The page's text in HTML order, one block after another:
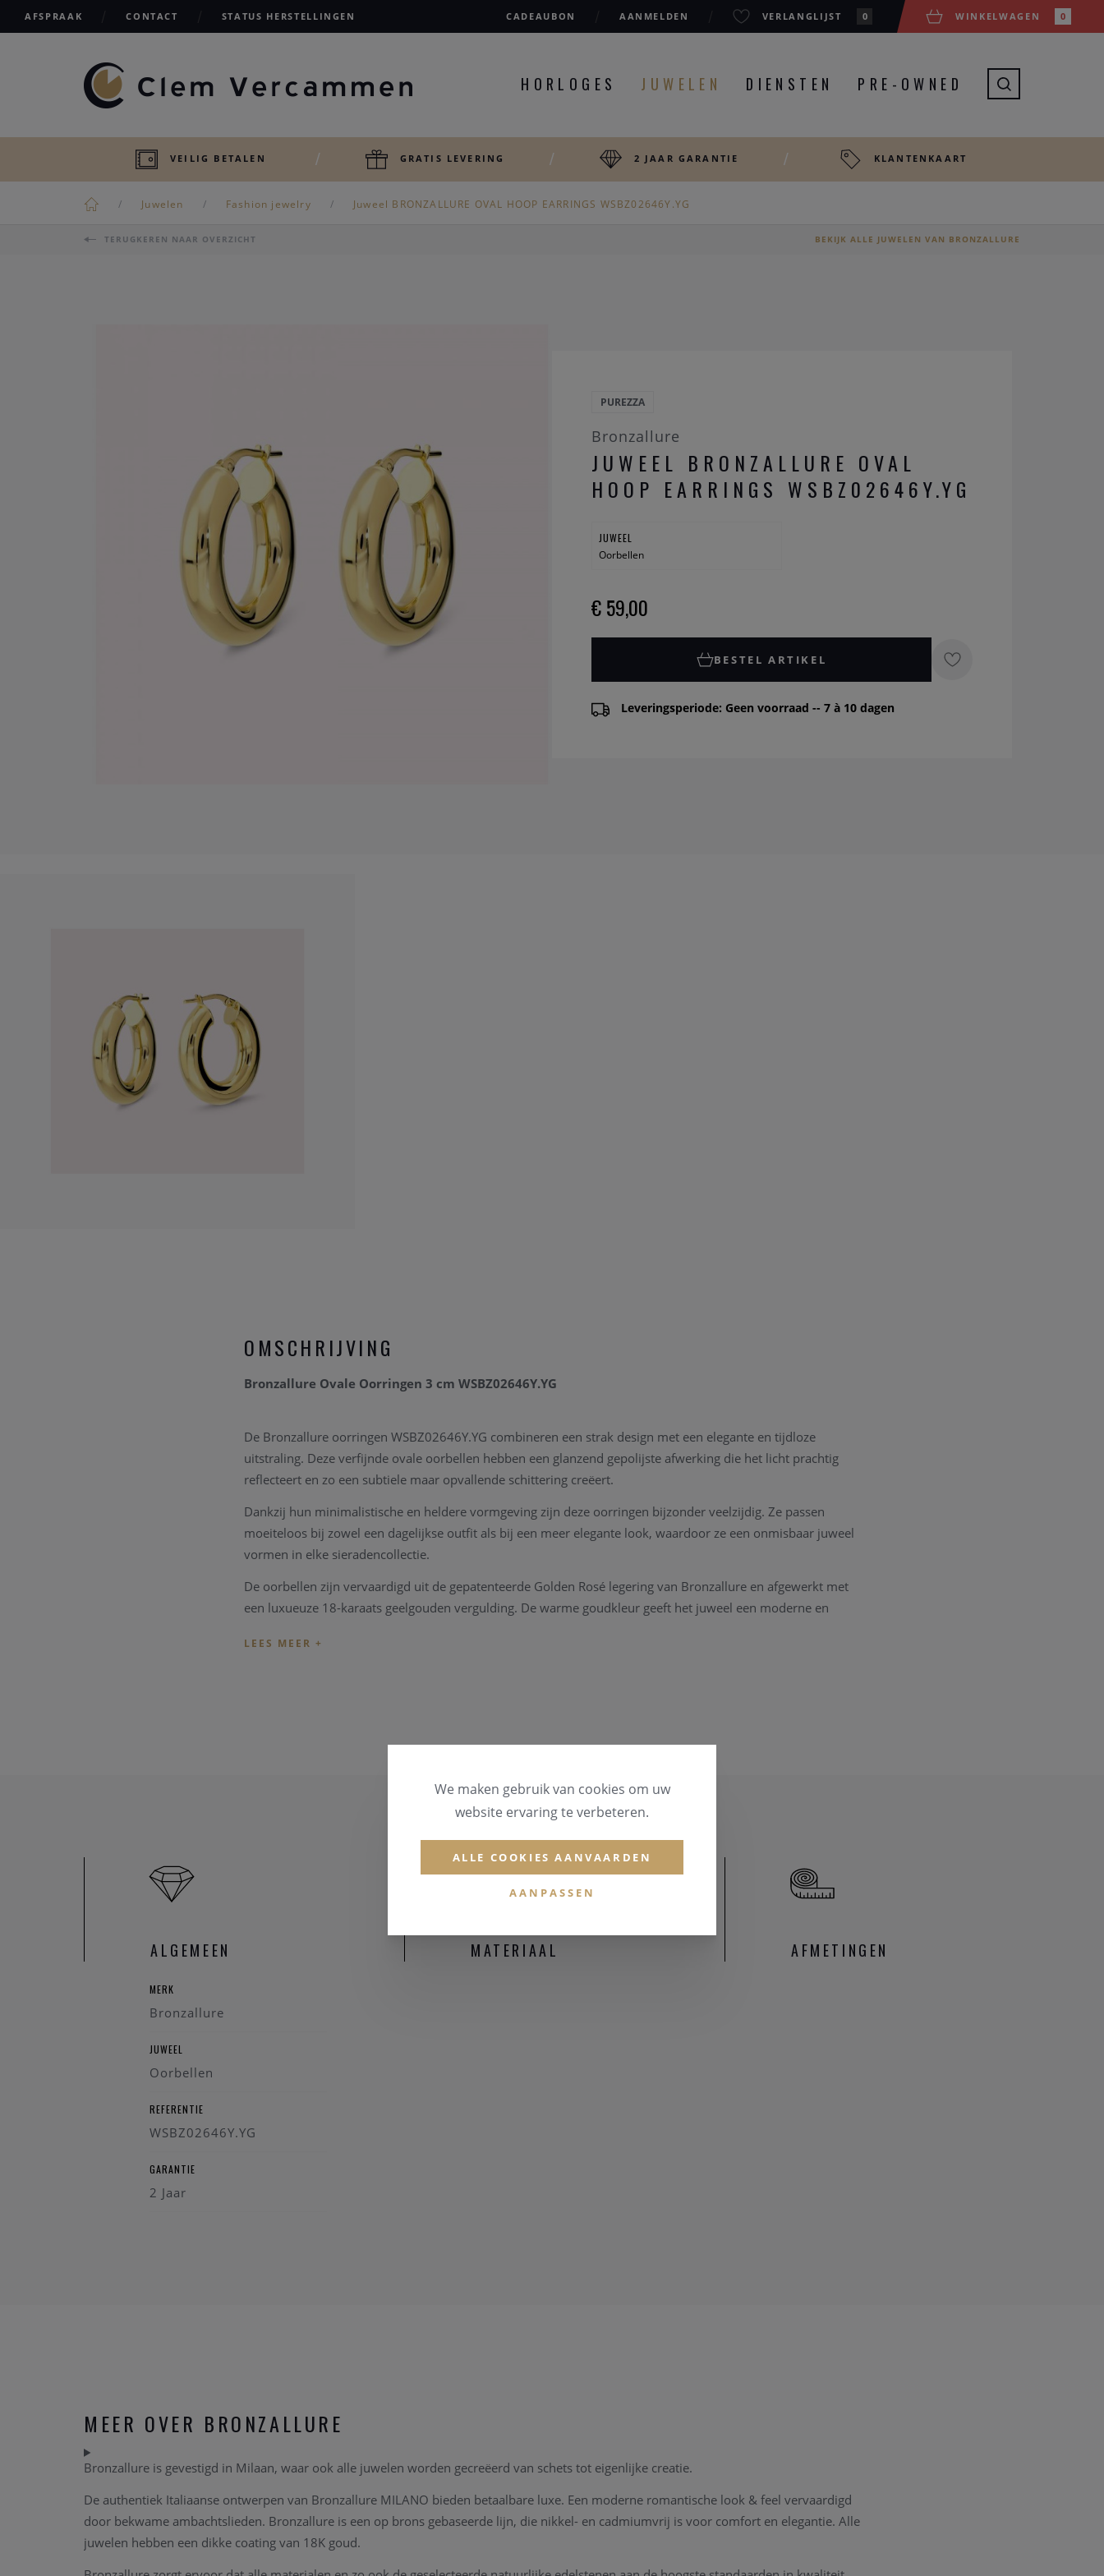
AFSPRAAK CONTACT STATUS HERSTELLINGEN CADEAUBON AANMELDEN VERLANGLIJST 0 WINKELWAGEN 0
HORLOGES JUWELEN DIENSTEN PRE-OWNED
VEILIG BETALEN GRATIS LEVERING 2 JAAR GARANTIE KLANTENKAART
Juwelen Fashion jewelry Juweel BRONZALLURE OVAL HOOP EARRINGS WSBZ02646Y.YG
TERUGKEREN NAAR OVERZICHT BEKIJK ALLE JUWELEN VAN BRONZALLURE
PUREZZA
Bronzallure
JUWEEL BRONZALLURE OVAL
HOOP EARRINGS WSBZ02646Y.YG
JUWEEL
Oorbellen
€ 59,00
BESTEL ARTIKEL
Leveringsperiode: Geen voorraad -- 7 à 10 dagen
OMSCHRIJVING
Bronzallure Ovale Oorringen 3 cm WSBZ02646Y.YG
De Bronzallure oorringen WSBZ02646Y.YG combineren een strak design met een elegante en tijdloze
uitstraling. Deze verfijnde ovale oorbellen hebben een glanzend gepolijste afwerking die het licht prachtig
reflecteert en zo een subtiele maar opvallende schittering creëert.
Dankzij hun minimalistische en heldere vormgeving zijn deze oorringen bijzonder veelzijdig. Ze passen
moeiteloos bij zowel een dagelijkse outfit als bij een meer elegante look, waardoor ze een onmisbaar juweel
vormen in elke sieradencollectie.
De oorbellen zijn vervaardigd uit de gepatenteerde Golden Rosé legering van Bronzallure en afgewerkt met
een luxueuze 18-karaats geelgouden vergulding. De warme goudkleur geeft het juweel een moderne en
Materiaal: Golden Rosé legering met 18 karaat geelgouden vergulding
ALGEMEEN
MERK
Bronzallure
JUWEEL
Oorbellen
REFERENTIE
WSBZ02646Y.YG
GARANTIE
2 Jaar
MATERIAAL AFMETINGEN
MEER OVER BRONZALLURE
Bronzallure is gevestigd in Milaan, waar ook alle juwelen worden gecreëerd van schets tot eigenlijke creatie.
De authentiek Italiaanse ontwerpen van Bronzallure MILANO bieden betaalbare luxe. Een moderne romantische look & feel vervaardigd
door bekwame ambachtslieden. Bronzallure is een op brons gebaseerde lijn, die nikkel- en cadmiumvrij is voor comfort en elegantie. Alle
juwelen hebben een dikke coating van 18K goud.
We maken gebruik van cookies om uw
website ervaring te verbeteren.
ALLE COOKIES AANVAARDEN
AANPASSEN